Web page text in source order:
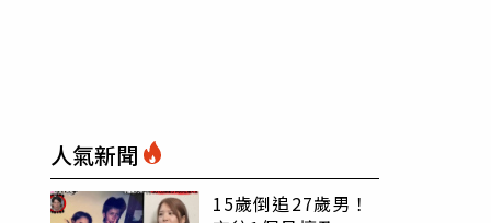
人氣新聞
15歲倒追27歲男！